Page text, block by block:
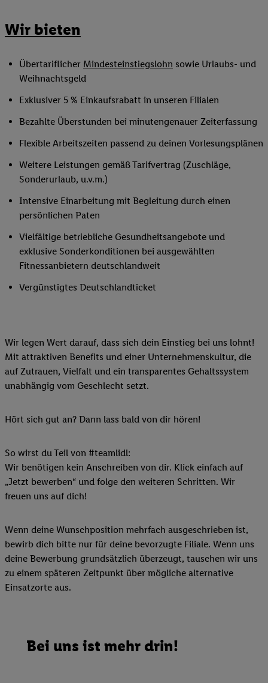
Wir bieten
Übertariflicher Mindesteinstiegslohn sowie Urlaubs- und
Weihnachtsgeld
Exklusiver 5 % Einkaufsrabatt in unseren Filialen
Bezahlte Überstunden bei minutengenauer Zeiterfassung
Flexible Arbeitszeiten passend zu deinen Vorlesungsplänen
Weitere Leistungen gemäß Tarifvertrag (Zuschläge,
Sonderurlaub, u.v.m.)
Intensive Einarbeitung mit Begleitung durch einen
persönlichen Paten
Vielfältige betriebliche Gesundheitsangebote und
exklusive Sonderkonditionen bei ausgewählten
Fitnessanbietern deutschlandweit
Vergünstigtes Deutschlandticket
Wir legen Wert darauf, dass sich dein Einstieg bei uns lohnt!
Mit attraktiven Benefits und einer Unternehmenskultur, die
auf Zutrauen, Vielfalt und ein transparentes Gehaltssystem
unabhängig vom Geschlecht setzt.
Hört sich gut an? Dann lass bald von dir hören!
So wirst du Teil von #teamlidl:
Wir benötigen kein Anschreiben von dir. Klick einfach auf
„Jetzt bewerben“ und folge den weiteren Schritten. Wir
freuen uns auf dich!
Wenn deine Wunschposition mehrfach ausgeschrieben ist,
bewirb dich bitte nur für deine bevorzugte Filiale. Wenn uns
deine Bewerbung grundsätzlich überzeugt, tauschen wir uns
zu einem späteren Zeitpunkt über mögliche alternative
Einsatzorte aus.
Bei uns ist mehr drin!